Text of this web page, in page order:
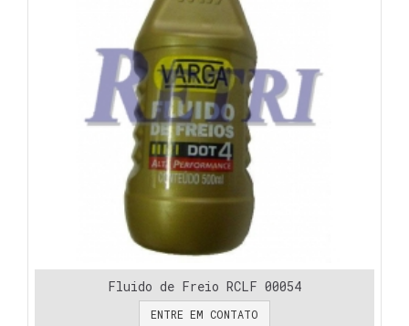
Fluido de Freio RCLF 00054
ENTRE EM CONTATO